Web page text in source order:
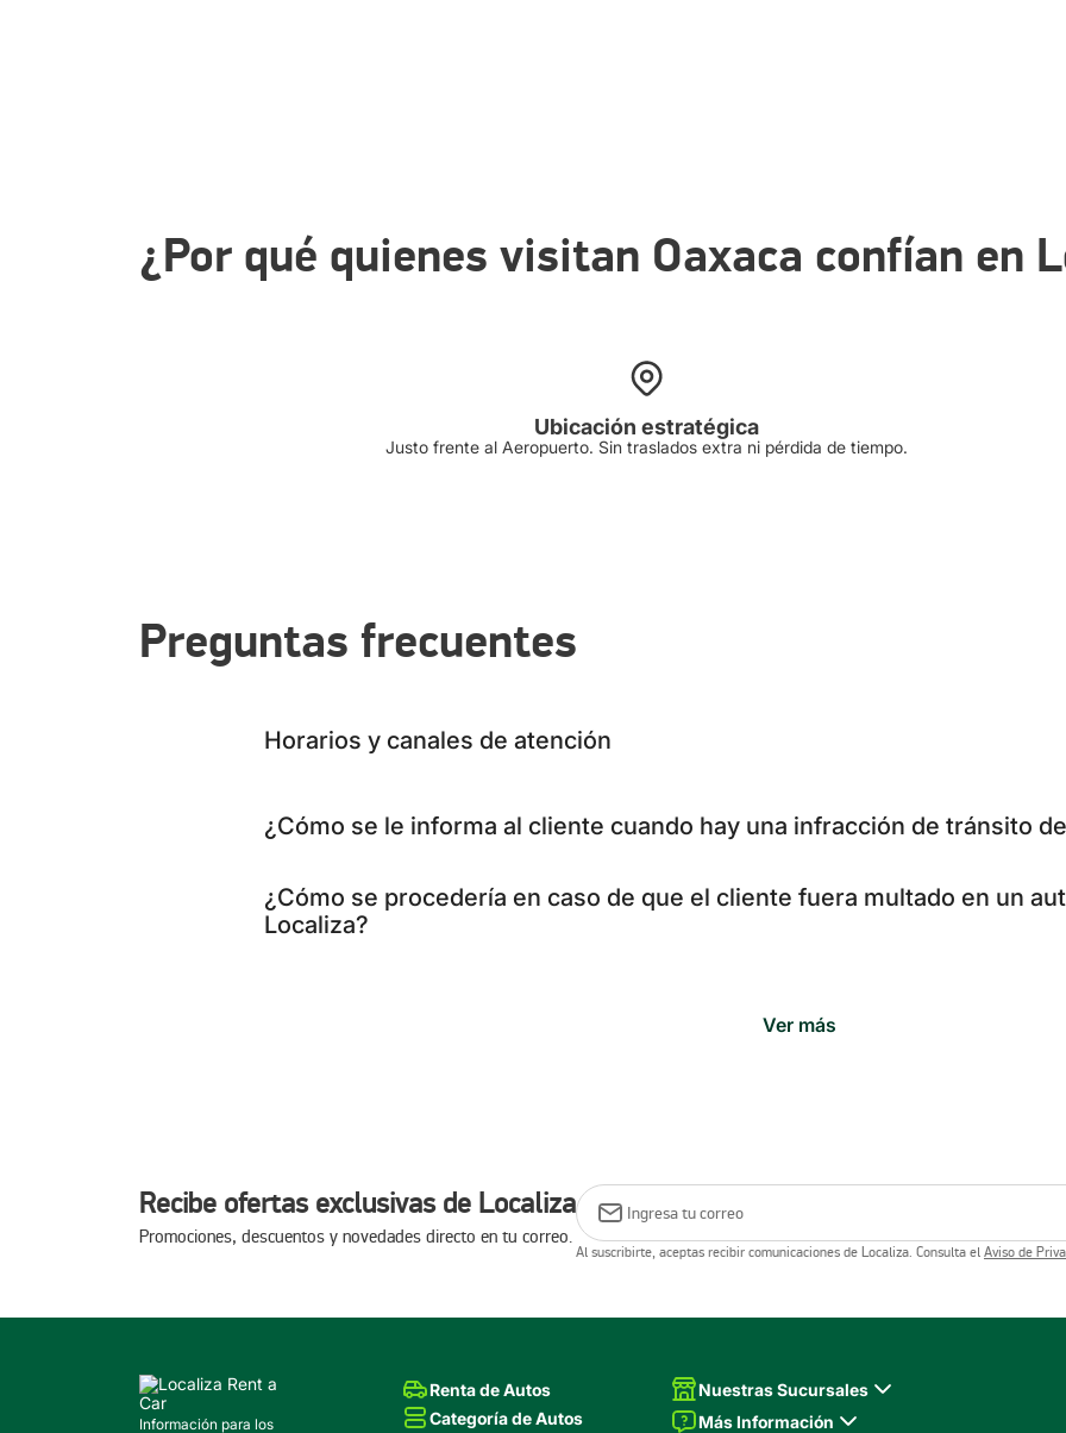
¿Por qué quienes visitan Oaxaca confían en
Ubicación estratégica
Justo frente al Aeropuerto. Sin traslados extra ni pérdida de tiempo.
Preguntas frecuentes
Horarios y canales de atención
¿Cómo se le informa al cliente cuando hay una infracción de tránsito
¿Cómo se procedería en caso de que el cliente fuera multado en un
Localiza?
Ver más
Recibe ofertas exclusivas de Localiza
Promociones, descuentos y novedades directo en tu correo.
Al suscribirte, aceptas recibir comunicaciones de Localiza. Consulta el Aviso de
Información para los
Renta de Autos
Categoría de Autos
Nuestras Sucursales
Más Información